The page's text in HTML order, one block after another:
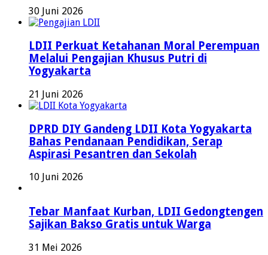
30 Juni 2026
LDII Perkuat Ketahanan Moral Perempuan
Melalui Pengajian Khusus Putri di
Yogyakarta
21 Juni 2026
DPRD DIY Gandeng LDII Kota Yogyakarta
Bahas Pendanaan Pendidikan, Serap
Aspirasi Pesantren dan Sekolah
10 Juni 2026
Tebar Manfaat Kurban, LDII Gedongtengen
Sajikan Bakso Gratis untuk Warga
31 Mei 2026